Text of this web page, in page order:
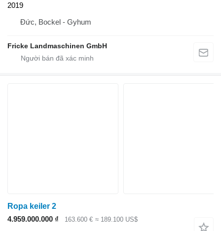
2019
Đức, Bockel - Gyhum
Fricke Landmaschinen GmbH
Ropa keiler 2
4.959.000.000 ₫
163.600 € ≈ 189.100 US$